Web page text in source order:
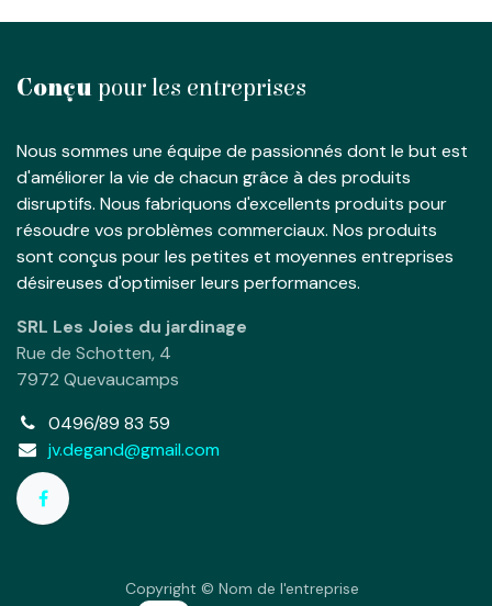
Conçu pour les entreprises
Nous sommes une équipe de passionnés dont le but est
d'améliorer la vie de chacun grâce à des produits
disruptifs. Nous fabriquons d'excellents produits pour
résoudre vos problèmes commerciaux. Nos produits
sont conçus pour les petites et moyennes entreprises
désireuses d'optimiser leurs performances.
SRL Les Joies du jardinage
Rue de Schotten, 4
7972 Quevaucamps
0496/89 83 59
jv.degand@gmail.com
Copyright © Nom de l'entreprise